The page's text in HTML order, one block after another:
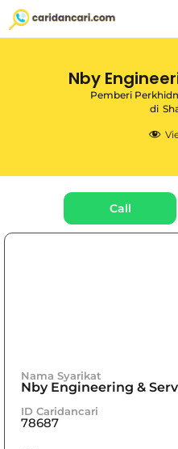
Nby
Pemberi
di
Call
Nama Syarikat
Nby Engineering &
ID Caridancari
78687